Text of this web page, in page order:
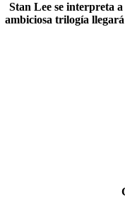
Stan Lee se interpreta
ambiciosa trilogía